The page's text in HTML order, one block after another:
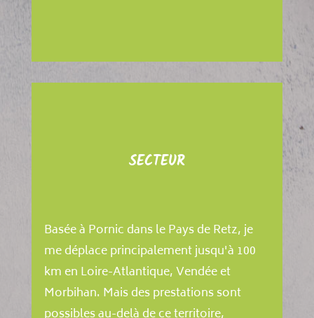
SECTEUR
Basée à Pornic dans le Pays de Retz, je
me déplace principalement jusqu'à 100
km en Loire-Atlantique, Vendée et
Morbihan. Mais des prestations sont